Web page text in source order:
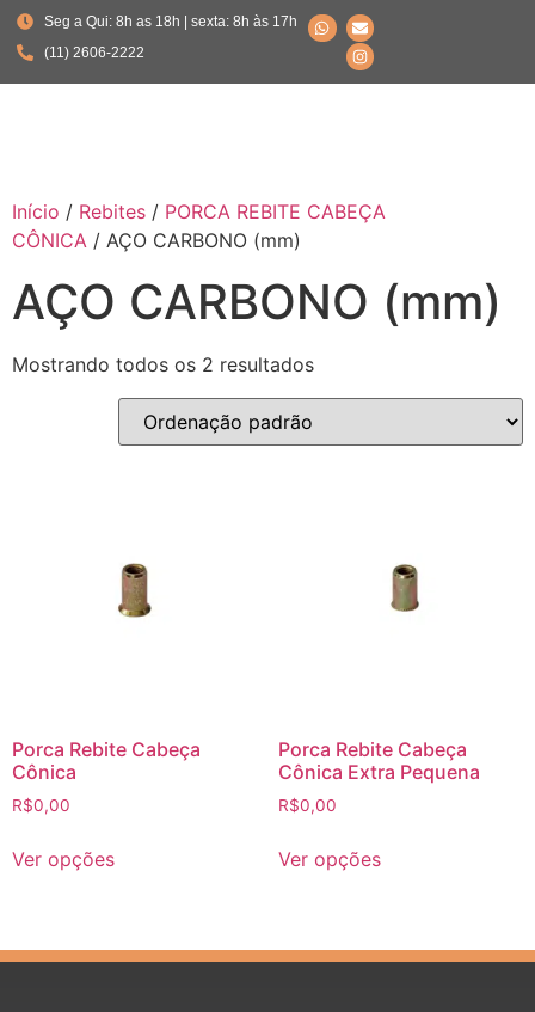
Seg a Qui: 8h as 18h | sexta: 8h às 17h
(11) 2606-2222
Início / Rebites / PORCA REBITE CABEÇA
CÔNICA / AÇO CARBONO (mm)
AÇO CARBONO (mm)
Mostrando todos os 2 resultados
Porca Rebite Cabeça
Cônica
R$0,00
Ver opções
Porca Rebite Cabeça
Cônica Extra Pequena
R$0,00
Ver opções